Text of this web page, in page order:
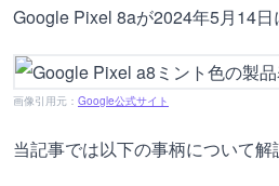
Google Pixel 8aが2024年5月14日
画像引用元： Google公式サイト
当記事では以下の事柄について解